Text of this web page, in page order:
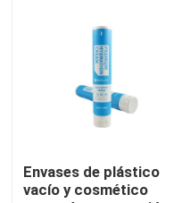
Solicitar una cita
Tubo cosmético
tubo cosmético vacío
Envases de plástico
vacío y cosmético